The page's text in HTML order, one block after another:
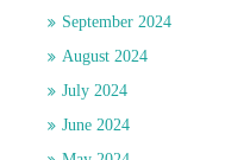
September 2024
August 2024
July 2024
June 2024